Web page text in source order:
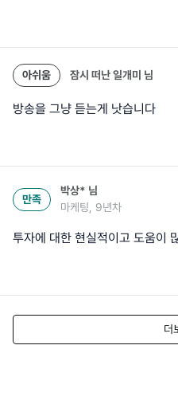
아쉬움 잠시 떠난 일개미 님
방송을 그냥 듣는게 낫습니다
만족
박상* 님
마케팅, 9년차
투자에 대한 현실적이고 도움이
더